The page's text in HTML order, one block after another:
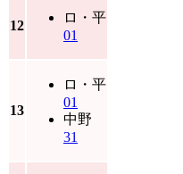
12
ロ・平
01
13
ロ・平
01
中野
31